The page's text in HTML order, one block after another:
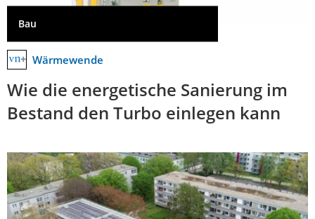
Bau
Wärmewende
Wie die energetische Sanierung im
Bestand den Turbo einlegen kann